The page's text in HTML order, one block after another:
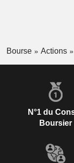
Bourse Actions
N°1 du
Boursier